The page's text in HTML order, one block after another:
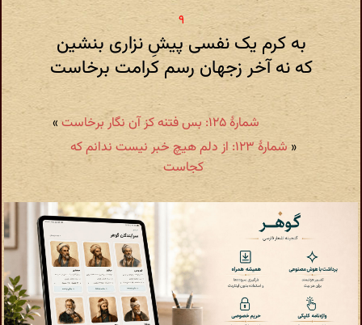
به کرم یک نفسی پیشِ نزاری بنشین
که نه آخر زجهان رسم کرامت برخاست
شمارهٔ ۱۲۵: بس فتنه کز آن نگار برخاست
»
«
شمارهٔ ۱۲۳: از دلم هیچ خبر نیست ندانم که
کجاست